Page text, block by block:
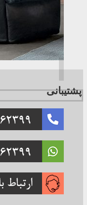
پشتیبانی